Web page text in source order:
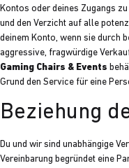
Kontos oder deines Zugangs
und den Verzicht auf alle
deinem Konto, wenn sie durch
aggressive, fragwürdige
Gaming Chairs & Events
Grund den Service für eine
Beziehung
Du und wir sind unabhängige
Vereinbarung begründet eine